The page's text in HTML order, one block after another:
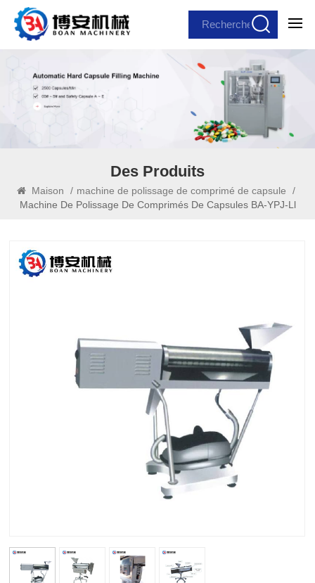
Des Produits
Maison / machine de polissage de comprimé de capsule
/
Machine De Polissage De Comprimés De Capsules BA-YPJ-Ll